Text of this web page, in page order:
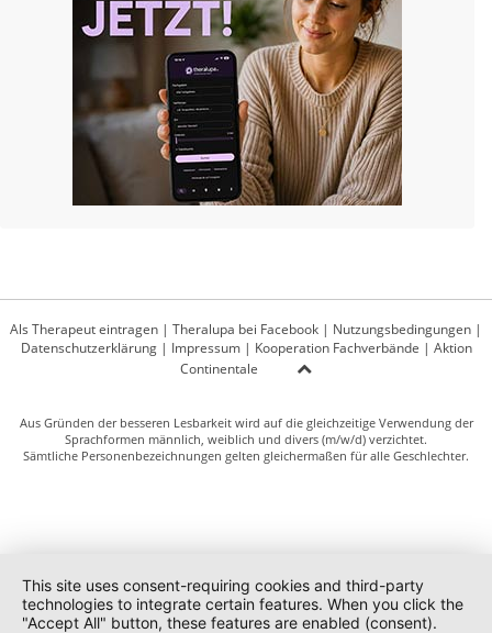
Als Therapeut eintragen | Theralupa bei Facebook | Nutzungsbedingungen |
Datenschutzerklärung| Impressum| Kooperation Fachverbände | Aktion
Continentale
Aus Gründen der besseren Lesbarkeit wird auf die gleichzeitige Verwendung der
Sprachformen männlich, weiblich und divers (m/w/d) verzichtet.
Sämtliche Personenbezeichnungen gelten gleichermaßen für alle Geschlechter.
This site uses consent-requiring cookies and third-party
technologies to integrate certain features. When you click the
"Accept All" button, these features are enabled (consent).